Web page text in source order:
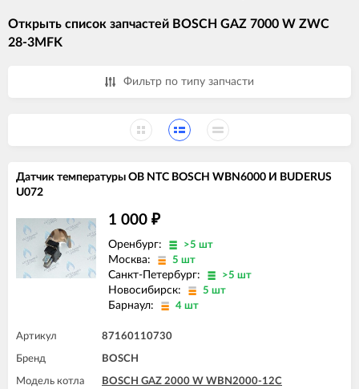
Открыть список запчастей BOSCH GAZ 7000 W ZWC
28-3MFK
Фильтр по типу запчасти
Датчик температуры ОВ NTC BOSCH WBN6000 И BUDERUS
U072
1 000 ₽
Оренбург: >5 шт
Москва: 5 шт
Санкт-Петербург: >5 шт
Новосибирск: 5 шт
Барнаул: 4 шт
Артикул 87160110730
Бренд BOSCH
Модель котла
BOSCH GAZ 2000 W WBN2000-12C